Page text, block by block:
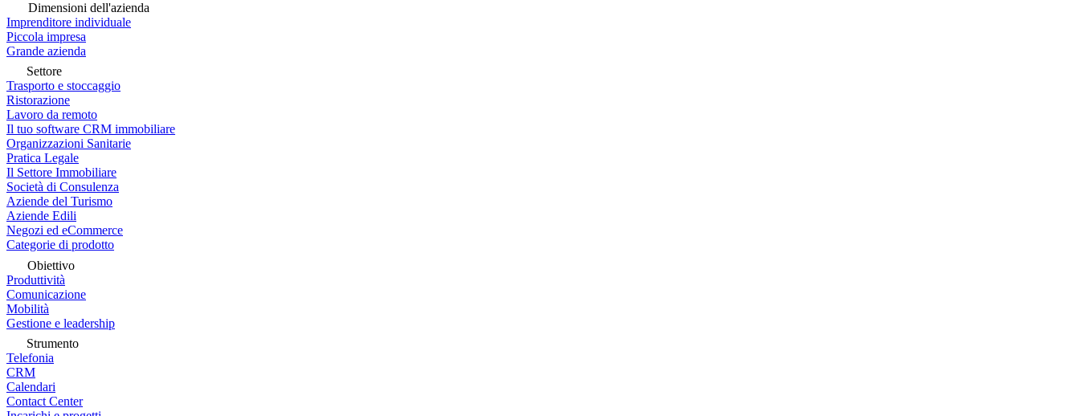
Dimensioni dell'azienda
Imprenditore individuale
Piccola impresa
Grande azienda
Settore
Trasporto e stoccaggio
Ristorazione
Lavoro da remoto
Il tuo software CRM immobiliare
Organizzazioni Sanitarie
Pratica Legale
Il Settore Immobiliare
Società di Consulenza
Aziende del Turismo
Aziende Edili
Negozi ed eCommerce
Categorie di prodotto
Obiettivo
Produttività
Comunicazione
Mobilità
Gestione e leadership
Strumento
Telefonia
CRM
Calendari
Contact Center